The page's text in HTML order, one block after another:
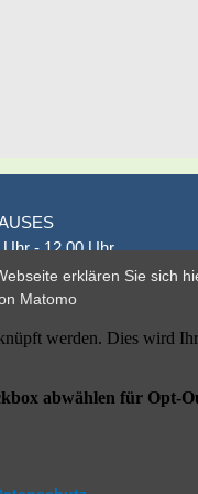
Uhr - 12.00 Uhr
Uhr - 18.00 Uhr
- 18.00 Uhr
erklären Sie sich
Matomo